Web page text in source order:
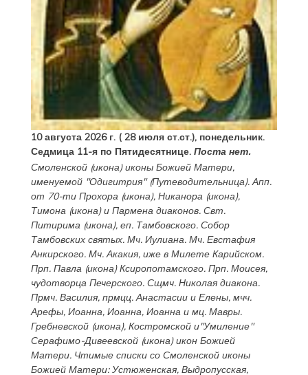
10 августа 2026 г. ( 28 июля ст.ст.), понедельник.
Седмица 11-я по Пятидесятнице. Поста нет.
Смоленской(икона) иконы Божией Матери,
именуемой "Одигитрия" (Путеводительница). Апп.
от 70-ти Прохора(икона), Никанора(икона),
Тимона(икона) и Парменадиаконов. Свт.
Питирима(икона), еп. Тамбовского. Собор
Тамбовских святых. Мч. Иулиана. Мч. Евстафия
Анкирского. Мч.Акакия, иже в Милете Карийском.
Прп. Павла(икона) Ксиропотамского. Прп. Моисея,
чудотворца Печерского. Сщмч. Николаядиакона.
Прмч. Василия, прмцц.Анастасиии Елены, мчч.
Арефы, Иоанна, Иоанна, Иоаннаи мц. Мавры.
Гребневской(икона), Костромскойи"Умиление"
Серафимо-Дивеевской(икона) икон Божией
Матери. Чтимые списки со Смоленской иконы
Божией Матери:Устюженская, Выдропусская,